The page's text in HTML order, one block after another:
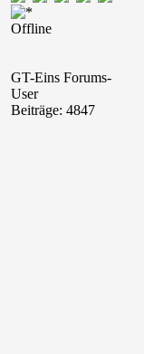
Offline
GT-Eins Forums-
User
Beiträge: 4847